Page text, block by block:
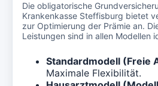
Die obligatorische
Krankenkasse Steffisburg bietet
zur Optimierung der Prämie an.
Leistungen sind in allen Modellen
Standardmodell (Freie
Maximale Flexibilität.